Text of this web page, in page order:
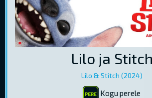
Lilo ja Stitch
Lilo & Stitch (2024)
Kogu perele